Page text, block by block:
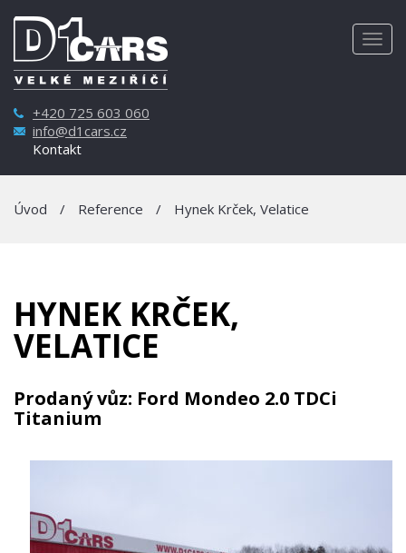
+420 725 603 060
info@d1cars.cz
Kontakt
Úvod / Reference / Hynek Krček, Velatice
HYNEK KRČEK,
VELATICE
Prodaný vůz: Ford Mondeo 2.0 TDCi
Titanium